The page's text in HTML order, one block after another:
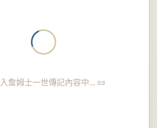
詹姆士一世傳記內容中... 📜